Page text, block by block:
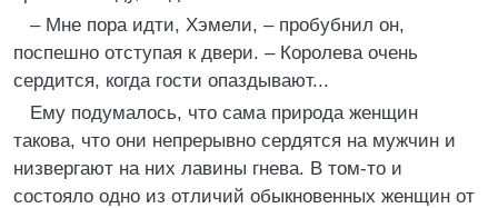
– Мне пора идти, Хэмели, – пробубнил он,
поспешно отступая к двери. – Королева очень
сердится, когда гости опаздывают...
Ему подумалось, что сама природа женщин
такова, что они непрерывно сердятся на мужчин и
низвергают на них лавины гнева. В том-то и
состояло одно из отличий обыкновенных женщин от